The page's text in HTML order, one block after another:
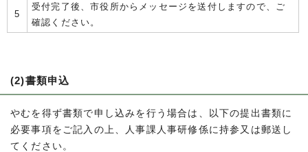
5
受付完了後、市役所からメッセージを送付しますので、ご
確認ください。
(2)書類申込
やむを得ず書類で申し込みを行う場合は、以下の提出書類に
必要事項をご記入の上、人事課人事研修係に持参又は郵送し
てください。